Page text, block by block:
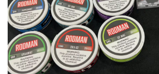
DATOS
EXPOSICIÓN
ENTREVISTA